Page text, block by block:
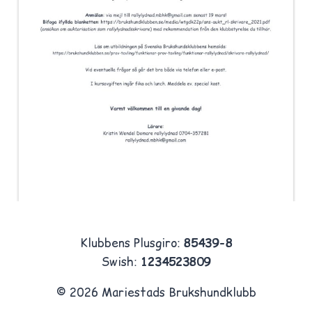
Klubbens Plusgiro: 85439-8
Swish: 1234523809
© 2026 Mariestads Brukshundklubb